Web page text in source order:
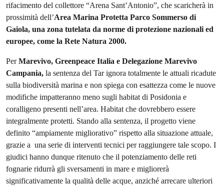
rifacimento del collettore “Arena Sant’Antonio”, che scaricherà in
prossimità dell’Area Marina Protetta Parco Sommerso di
Gaiola, una zona tutelata da norme di protezione nazionali ed
europee, come la Rete Natura 2000.
PerMarevivo, Greenpeace Italia e Delegazione Marevivo
Campania, la sentenza del Tar ignora totalmente le attuali ricadute
sulla biodiversità marina e non spiega con esattezza come le nuove
modifiche impatteranno meno sugli habitat di Posidonia e
coralligeno presenti nell’area. Habitat che dovrebbero essere
integralmente protetti. Stando alla sentenza, il progetto viene
definito “ampiamente migliorativo” rispetto alla situazione attuale,
grazie a una serie di interventi tecnici per raggiungere tale scopo. I
giudici hanno dunque ritenuto che il potenziamento delle reti
fognarie ridurrà gli sversamenti in mare e migliorerà
significativamente la qualità delle acque, anziché arrecare ulteriori